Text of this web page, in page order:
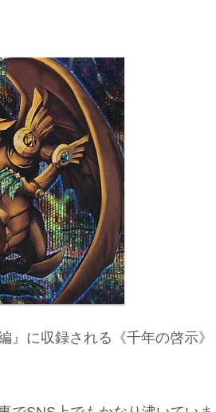
』に収録される《千年の啓示